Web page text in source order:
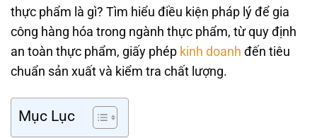
thực phẩm là gì? Tìm hiểu điều kiện pháp lý để gia
công hàng hóa trong ngành thực phẩm, từ quy định
an toàn thực phẩm, giấy phép kinh doanh đến tiêu
chuẩn sản xuất và kiểm tra chất lượng.
Mục Lục